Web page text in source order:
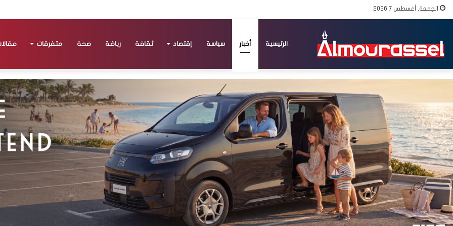
الجمعة, أغسطس 7 2026
الرئيسية أخبار سياسة إقتصاد ثقافة رياضة صحة متفرقات